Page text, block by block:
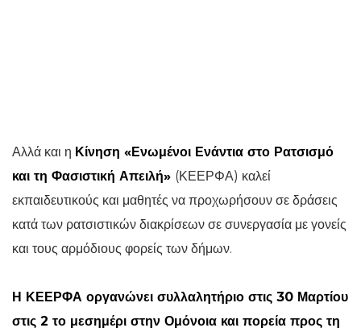
Αλλά και η Κίνηση «Ενωμένοι Ενάντια στο Ρατσισμό
και τη Φασιστική Απειλή» (ΚΕΕΡΦΑ) καλεί
εκπαιδευτικούς και μαθητές να προχωρήσουν σε δράσεις
κατά των ρατσιστικών διακρίσεων σε συνεργασία με γονείς
και τους αρμόδιους φορείς των δήμων.
Η ΚΕΕΡΦΑ οργανώνει συλλαλητήριο στις 30 Μαρτίου
στις 2 το μεσημέρι στην Ομόνοια και πορεία προς τη